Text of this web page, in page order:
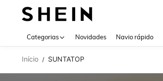
Categorias Novidades Navio rápido
Início / SUNTATOP